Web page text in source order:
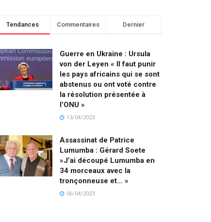
Tendances Commentaires Dernier
Guerre en Ukraine : Ursula
von der Leyen « Il faut punir
les pays africains qui se sont
abstenus ou ont voté contre
la résolution présentée à
l’ONU »
13/04/2023
Assassinat de Patrice
Lumumba : Gérard Soete
»J’ai découpé Lumumba en
34 morceaux avec la
tronçonneuse et… »
06/04/2023